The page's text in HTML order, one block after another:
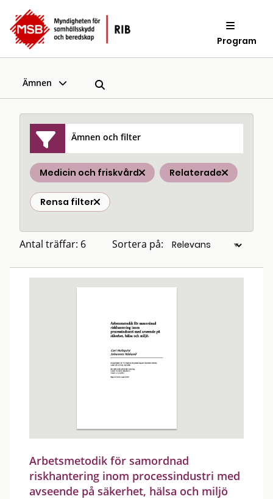
Program
Ämnen
Ämnen och filter
Medicin och friskvård Relaterade
Rensa filter
Antal träffar: 6 Sortera på:
Arbetsmetodik för samordnad
riskhantering inom processindustri med
avseende på säkerhet, hälsa och miljö